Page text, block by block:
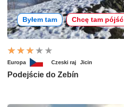
Byłem tam Chcę tam pójść
Europa Czeski raj Jicin
Podejście do Zebín